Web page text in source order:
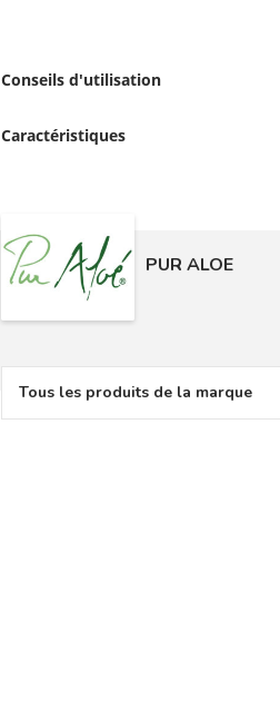
Conseils d'utilisation
Caractéristiques
PUR ALOE
Tous les produits de la marque